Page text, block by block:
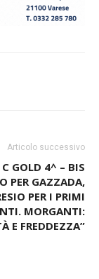
Articolo successivo
C GOLD 4^ – BIS
PER GAZZADA,
PER I PRIMI
MORGANTI:
E FREDDEZZA”